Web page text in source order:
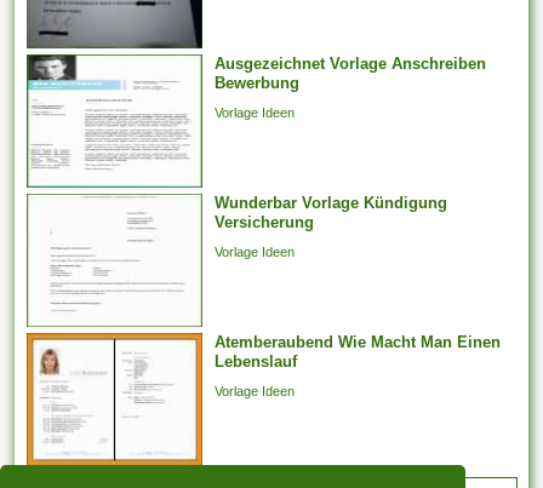
darüber hinaus -
verhandlungen, deren
Jahresabschluss noch
aussteht, bei weitem nicht
weiter arbeiten
möglicherweise. Er kann...
Ausgezeichnet Vorlage Anschreiben
Bewerbung
Vorlage Ideen
Wunderbar Vorlage Kündigung
Versicherung
Vorlage Ideen
Atemberaubend Wie Macht Man Einen
Lebenslauf
Vorlage Ideen